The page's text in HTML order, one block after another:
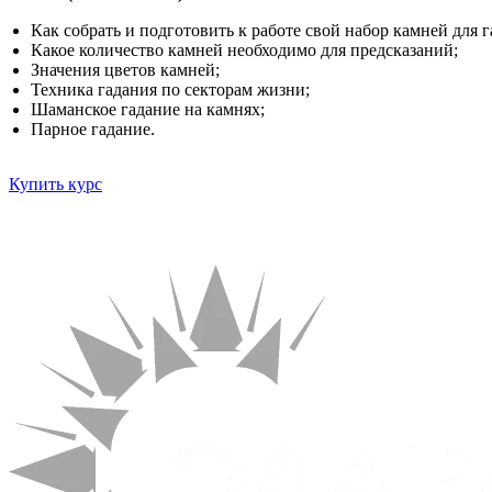
Как собрать и подготовить к работе свой набор камней для
Какое количество камней необходимо для предсказаний;
Значения цветов камней;
Техника гадания по секторам жизни;
Шаманское гадание на камнях;
Парное гадание.
Купить курс